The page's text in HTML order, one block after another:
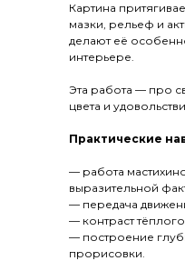
Картина
мазки, рельеф и
делают её
интерьере.
Эта работа — про
цвета и
Практические
— работа
выразительной
— передача
— контраст
— построение
прорисовки.